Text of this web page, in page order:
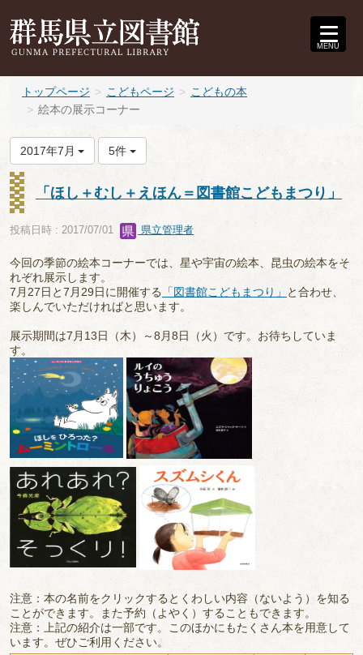
MENU
トップページ こどもページ
こどもの本
絵本の展示コーナー
2017年7月 5件
「ほし＋むし＋えほん＝図書館こどもまつり」
投稿日時 : 2017/07/01 県立管理者
今回の季節の絵本コーナーでは、星や宇宙の絵本、昆虫の絵本をそ
れぞれ展示します。
7月27日と7月29日に開催する
「図書館こどもまつり」
と合わせ、
楽しんでいただければと思います。
展示期間は7月13日（木）～8月8日（火）です。お待ちしていま
す。
注意：本の名前をクリックするとくわしい内容（ないよう）を知る
ことができます。また予約（よやく）することもできます。
注意：上記の紹介は一部です。このほかにもたくさん本を用意して
います。ぜひご利用ください。